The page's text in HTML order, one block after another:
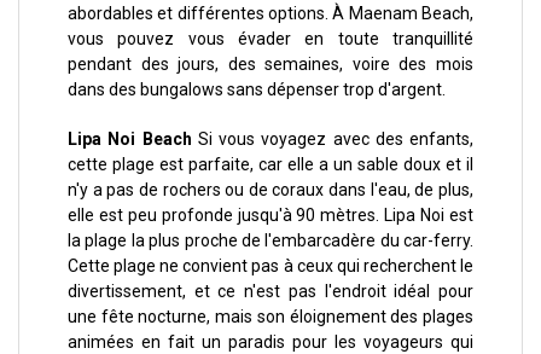
abordables et différentes options. À Maenam Beach,
vous pouvez vous évader en toute tranquillité
pendant des jours, des semaines, voire des mois
dans des bungalows sans dépenser trop d'argent.
Lipa Noi Beach Si vous voyagez avec des enfants,
cette plage est parfaite, car elle a un sable doux et il
n'y a pas de rochers ou de coraux dans l'eau, de plus,
elle est peu profonde jusqu'à 90 mètres. Lipa Noi est
la plage la plus proche de l'embarcadère du car-ferry.
Cette plage ne convient pas à ceux qui recherchent le
divertissement, et ce n'est pas l'endroit idéal pour
une fête nocturne, mais son éloignement des plages
animées en fait un paradis pour les voyageurs qui